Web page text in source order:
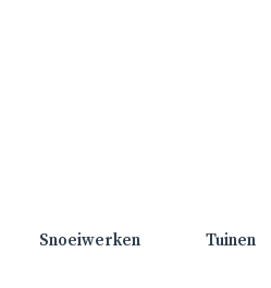
Snoeiwerken Tuinen